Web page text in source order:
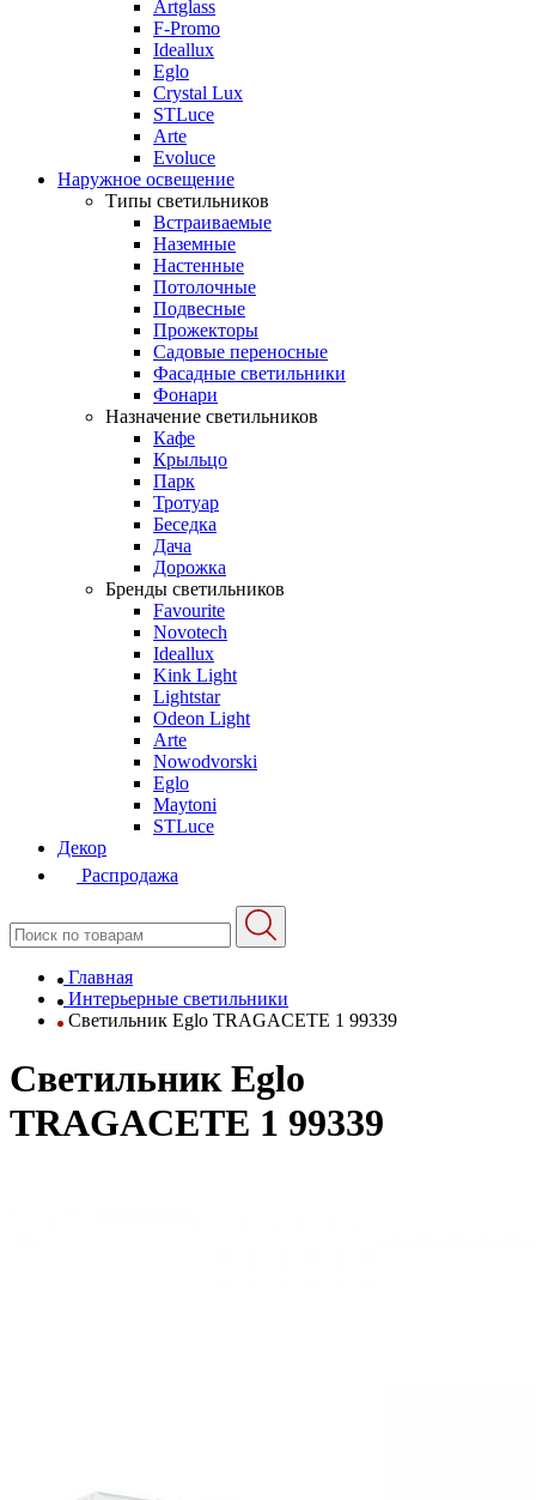
Artglass
F-Promo
Ideallux
Eglo
Crystal Lux
STLuce
Arte
Evoluce
Наружное освещение
Типы светильников
Встраиваемые
Наземные
Настенные
Потолочные
Подвесные
Прожекторы
Садовые переносные
Фасадные светильники
Фонари
Назначение светильников
Кафе
Крыльцо
Парк
Тротуар
Беседка
Дача
Дорожка
Бренды светильников
Favourite
Novotech
Ideallux
Kink Light
Lightstar
Odeon Light
Arte
Nowodvorski
Eglo
Maytoni
STLuce
Декор
Распродажа
Главная
Интерьерные светильники
Светильник Eglo TRAGACETE 1 99339
Светильник Eglo
TRAGACETE 1 99339